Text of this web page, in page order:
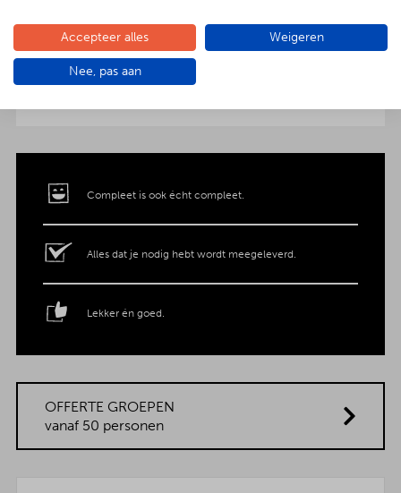
aankleding op tafel. Voor maar € 2,- per persoon
extra wordt het vlees en de salades in
porseleinen schalen gepresenteerd. Dat is
genieten met nóg meer luxe!
Compleet is ook écht compleet.
Alles dat je nodig hebt wordt meegeleverd.
Lekker én goed.
OFFERTE GROEPEN
vanaf 50 personen
Accepteer alles Weigeren
Nee, pas aan